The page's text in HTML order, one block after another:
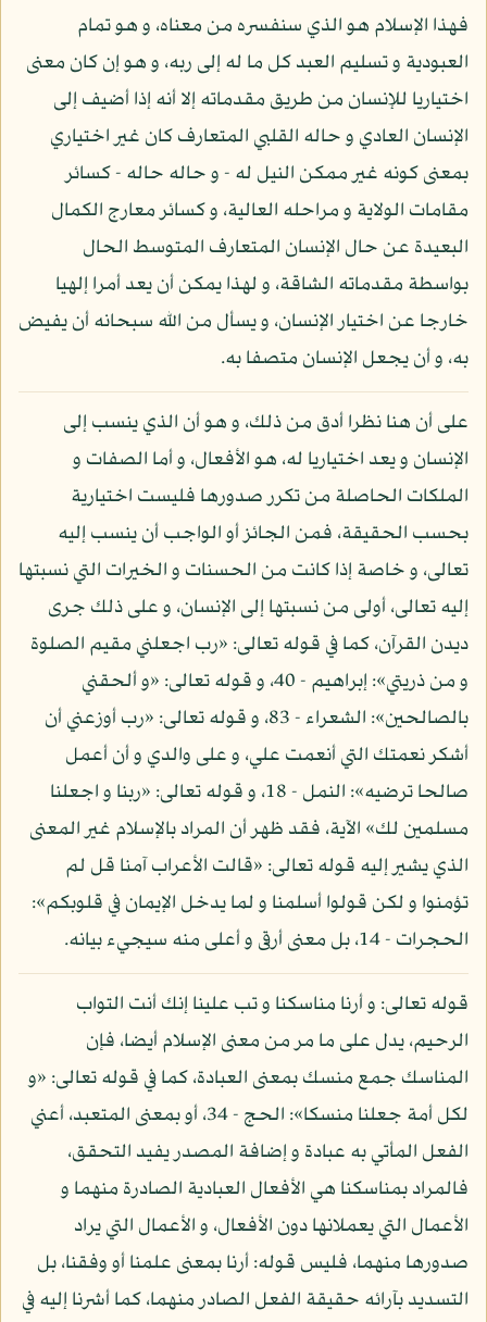
فهذا الإسلام هو الذي سنفسره من معناه، و هو تمام
العبودية و تسليم العبد كل ما له إلى ربه، و هو إن كان معنى
اختياريا للإنسان من طريق مقدماته إلا أنه إذا أضيف إلى
الإنسان العادي و حاله القلبي المتعارف كان غير اختياري
بمعنى كونه غير ممكن النيل له - و حاله حاله - كسائر
مقامات الولاية و مراحله العالية، و كسائر معارج الكمال
البعيدة عن حال الإنسان المتعارف المتوسط الحال
بواسطة مقدماته الشاقة، و لهذا يمكن أن يعد أمرا إلهيا
خارجا عن اختيار الإنسان، و يسأل من الله سبحانه أن يفيض
به، و أن يجعل الإنسان متصفا به.
على أن هنا نظرا أدق من ذلك، و هو أن الذي ينسب إلى
الإنسان و يعد اختياريا له، هو الأفعال، و أما الصفات و
الملكات الحاصلة من تكرر صدورها فليست اختيارية
بحسب الحقيقة، فمن الجائز أو الواجب أن ينسب إليه
تعالى، و خاصة إذا كانت من الحسنات و الخيرات التي نسبتها
إليه تعالى، أولى من نسبتها إلى الإنسان، و على ذلك جرى
ديدن القرآن، كما في قوله تعالى: «رب اجعلني مقيم الصلوة
و من ذريتي»: إبراهيم - 40، و قوله تعالى: «و ألحقني
بالصالحين»: الشعراء - 83، و قوله تعالى: «رب أوزعني أن
أشكر نعمتك التي أنعمت علي، و على والدي و أن أعمل
صالحا ترضيه»: النمل - 18، و قوله تعالى: «ربنا و اجعلنا
مسلمين لك» الآية، فقد ظهر أن المراد بالإسلام غير المعنى
الذي يشير إليه قوله تعالى: «قالت الأعراب آمنا قل لم
تؤمنوا و لكن قولوا أسلمنا و لما يدخل الإيمان في قلوبكم»:
الحجرات - 14، بل معنى أرقى و أعلى منه سيجيء بيانه.
قوله تعالى: و أرنا مناسكنا و تب علينا إنك أنت التواب
الرحيم، يدل على ما مر من معنى الإسلام أيضا، فإن
المناسك جمع منسك بمعنى العبادة، كما في قوله تعالى: «و
لكل أمة جعلنا منسكا»: الحج - 34، أو بمعنى المتعبد، أعني
الفعل المأتي به عبادة و إضافة المصدر يفيد التحقق،
فالمراد بمناسكنا هي الأفعال العبادية الصادرة منهما و
الأعمال التي يعملانها دون الأفعال، و الأعمال التي يراد
صدورها منهما، فليس قوله: أرنا بمعنى علمنا أو وفقنا، بل
التسديد بآرائه حقيقة الفعل الصادر منهما، كما أشرنا إليه في